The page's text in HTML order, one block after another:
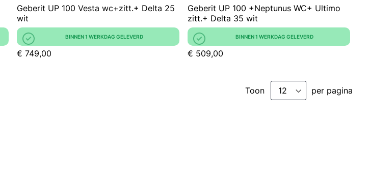
Geberit UP 100 Vesta wc+zitt.+ Delta 25
wit
BINNEN 1 WERKDAG GELEVERD
€ 749,00
Geberit UP 100 +Neptunus WC+ Ultimo
zitt.+ Delta 35 wit
BINNEN 1 WERKDAG GELEVERD
€ 509,00
Toon per pagina